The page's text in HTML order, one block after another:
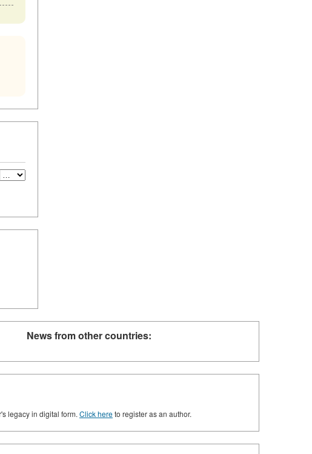
News from other countries:
legacy in digital form. Click hereto register as an author.